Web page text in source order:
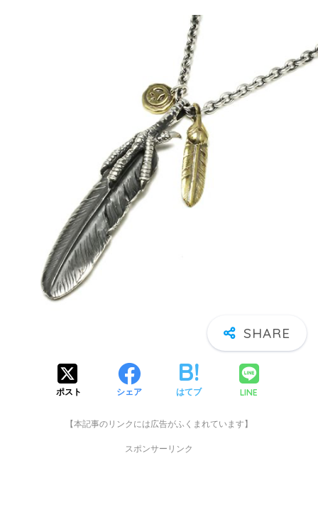
ポスト シェア はてブ LINE
【本記事のリンクには広告がふくまれています】
スポンサーリンク